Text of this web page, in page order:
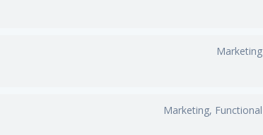
Marketing
Marketing, Functional